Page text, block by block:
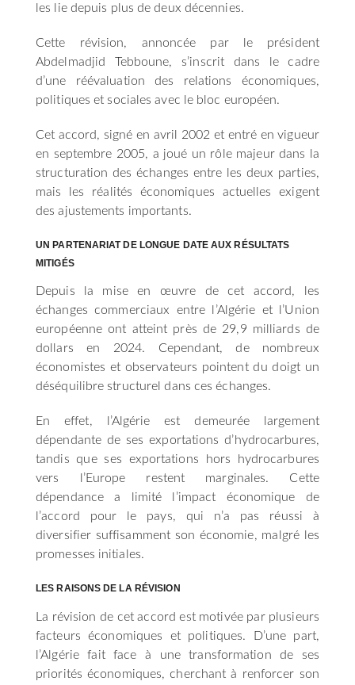
les lie depuis plus de deux décennies.
Cette révision, annoncée par le président
Abdelmadjid Tebboune, s’inscrit dans le cadre
d’une réévaluation des relations économiques,
politiques et sociales avec le bloc européen.
Cet accord, signé en avril 2002 et entré en vigueur
en septembre 2005, a joué un rôle majeur dans la
structuration des échanges entre les deux parties,
mais les réalités économiques actuelles exigent
des ajustements importants.
UN PARTENARIAT DE LONGUE DATE AUX RÉSULTATS
MITIGÉS
Depuis la mise en œuvre de cet accord, les
échanges commerciaux entre l’Algérie et l’Union
européenne ont atteint près de 29,9 milliards de
dollars en 2024. Cependant, de nombreux
économistes et observateurs pointent du doigt un
déséquilibre structurel dans ces échanges.
En effet, l’Algérie est demeurée largement
dépendante de ses exportations d’hydrocarbures,
tandis que ses exportations hors hydrocarbures
vers l’Europe restent marginales. Cette
dépendance a limité l’impact économique de
l’accord pour le pays, qui n’a pas réussi à
diversifier suffisamment son économie, malgré les
promesses initiales.
LES RAISONS DE LA RÉVISION
La révision de cet accord est motivée par plusieurs
facteurs économiques et politiques. D’une part,
l’Algérie fait face à une transformation de ses
priorités économiques, cherchant à renforcer son